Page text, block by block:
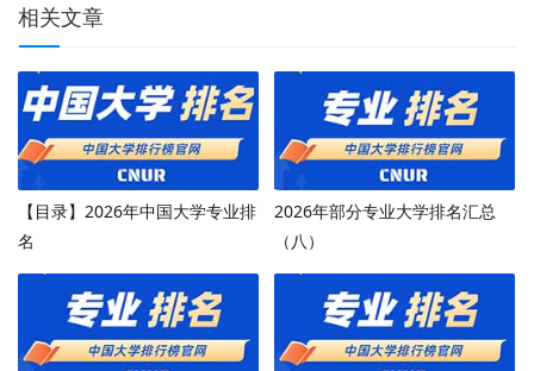
相关文章
【目录】2026年中国大学专业排
名
2026年部分专业大学排名汇总
（八）